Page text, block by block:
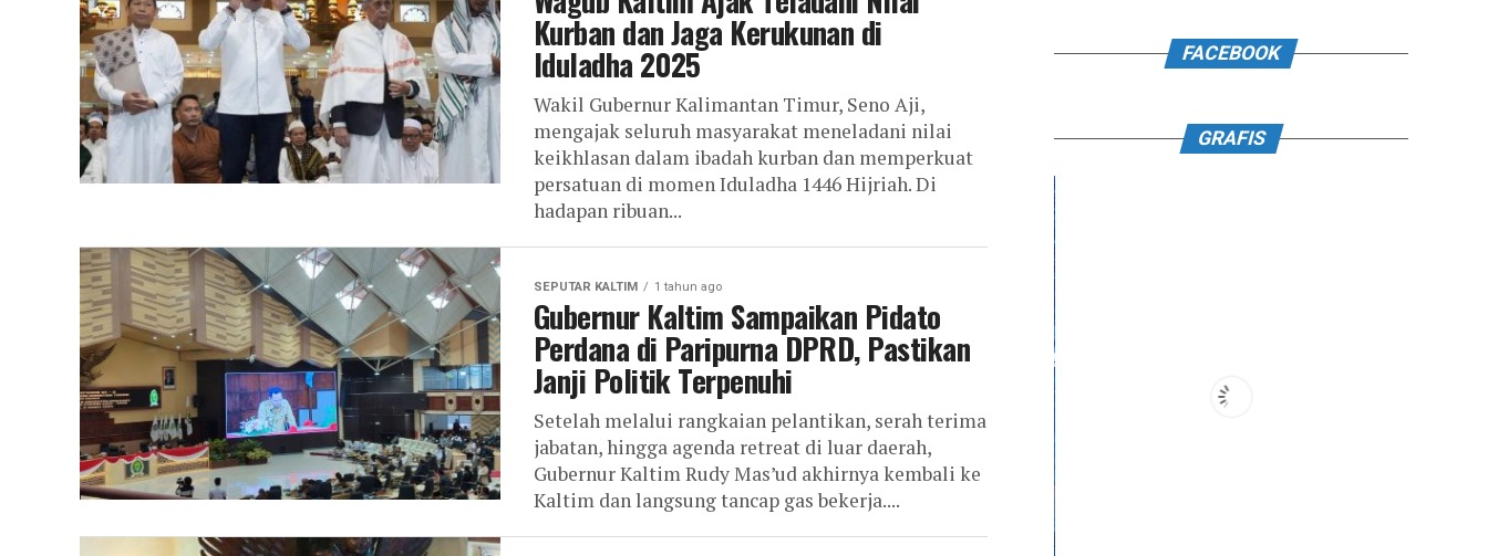
Kurban dan Jaga Kerukunan di
Iduladha 2025
Wakil Gubernur Kalimantan Timur, Seno Aji,
mengajak seluruh masyarakat meneladani nilai
keikhlasan dalam ibadah kurban dan memperkuat
persatuan di momen Iduladha 1446 Hijriah. Di
hadapan ribuan...
SEPUTAR KALTIM 1 tahun ago
Gubernur Kaltim Sampaikan Pidato
Perdana di Paripurna DPRD, Pastikan
Janji Politik Terpenuhi
Setelah melalui rangkaian pelantikan, serah terima
jabatan, hingga agenda retreat di luar daerah,
Gubernur Kaltim Rudy Mas’ud akhirnya kembali ke
Kaltim dan langsung tancap gas bekerja....
FACEBOOK
GRAFIS